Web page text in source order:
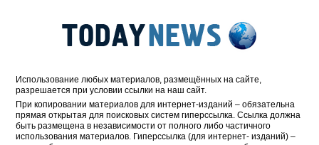
Использование любых материалов, размещённых на сайте,
разрешается при условии ссылки на наш сайт.
При копировании материалов для интернет-изданий – обязательна
прямая открытая для поисковых систем гиперссылка. Ссылка должна
быть размещена в независимости от полного либо частичного
использования материалов. Гиперссылка (для интернет- изданий) –